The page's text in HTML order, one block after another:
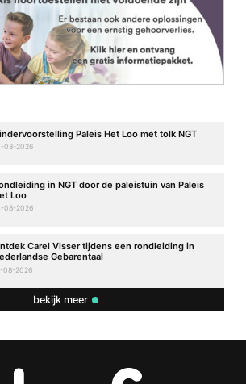
Paleis Het Loo met tolk NGT
08-2026
in NGT door de paleistuin van Paleis
Loo
08-2026
Carel Visser tijdens een rondleiding in
Gebarentaal
08-2026
bekijk meer